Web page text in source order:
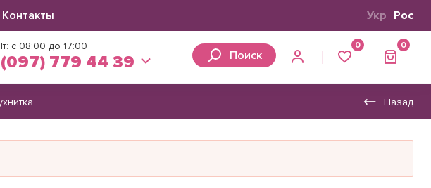
Укр Рос
Контакты
Поиск
с 08:00 до 17:00
(097) 779 44 39
560 34 03
0 0
Назад